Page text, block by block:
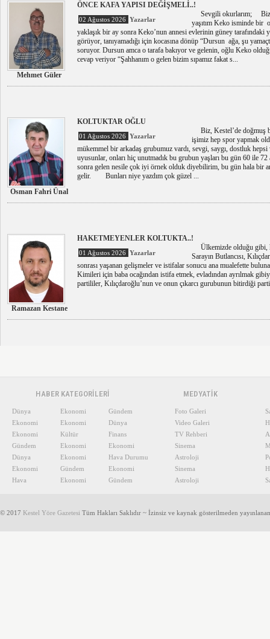
Mehmet Güler
ÖNCE KAFA YAPISI DEĞİŞMELİ..!
02 Ağustos 2026 Yazarlar
Sevgili okurlarım;
yaşıtım Keko isminde bir
yaklaşık bir ay sonra Keko’nun annesi evlerinin güney tarafındaki
görüyor, tanıyamadığı için kocasına dönüp “Dursun ağa, şu
soruyor. Dursun amca o tarafa bakıyor ve gelenin, oğlu Keko
cevap veriyor “Şahhanım o gelen bizim sıpamız fakat s...
Osman Fahri Ünal
KOLTUKTAR OĞLU
01 Ağustos 2026 Yazarlar
Biz, Kestel’de doğmuş
işimiz hep spor yapmak
mükemmel bir arkadaş grubumuz vardı, sevgi, saygı, dostluk
uyusunlar, onları hiç unutmadık bu grubun yaşları bu gün 60 ile 72
sonra gelen nesile çok iyi örnek olduk diyebilirim, bu gün hala bir
gelir. Bunları niye yazdım çok güzel ...
Ramazan Kestane
HAKETMEYENLER KOLTUKTA..!
01 Ağustos 2026 Yazarlar
Ülkemizde olduğu gibi,
Sarayın Butlancısı,
sonrası yaşanan gelişmeler ve istifalar sonucu ana mualefette
Kimileri için baba ocağından istifa etmek, evladından ayrılmak
partililer, Kılıçdaroğlu’nun ve onun çıkarcı gurubunun bitirdiği
HABER KATEGORİLERİ
Dünya Ekonomi
Gündem
Ekonomi
Ekonomi
Dünya
Ekonomi
Kültür
Finans
Gündem
Ekonomi
Ekonomi
Dünya
Ekonomi
Hava Durumu
Ekonomi
Gündem
Ekonomi
Hava
Ekonomi Gündem
MEDYATİK
Foto Galeri
Video Galeri
TV Rehberi
Sinema
Astroloji
Sinema
Astroloji
© 2017 Kestel Yöre Gazetesi Tüm Hakları Saklıdır ~ İzinsiz ve kaynak gösterilmeden